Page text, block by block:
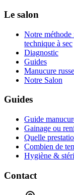
Le salon
Notre méthode
technique à sec
Diagnostic
Guides
Manucure
Notre Salon
Guides
Guide
Gainage ou
Quelle
Combien de
Hygiène &
Contact